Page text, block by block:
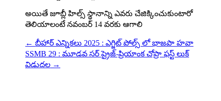
అయితే జూబ్లీ హిల్స్ స్థానాన్ని ఎవరు చేజిక్కించుకుంటారో
తెలియాలంటే నవంబర్ 14 వరకు ఆగాలి
←బీహార్ ఎన్నికలు 2025 : ఎగ్జిట్ పోల్స్ లో భాజపా హవా
SSMB 29 : మూడవ సర్ ప్రైజ్-ప్రియాంక చోప్రా ఫస్ట్ లుక్
విడుదల →